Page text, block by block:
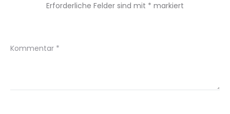
Erforderliche Felder sind mit * markiert
Kommentar *